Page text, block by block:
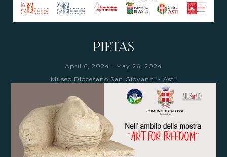
PIETAS
April 6, 2024 - May 26, 2024
Museo Diocesano San Giovanni - Asti